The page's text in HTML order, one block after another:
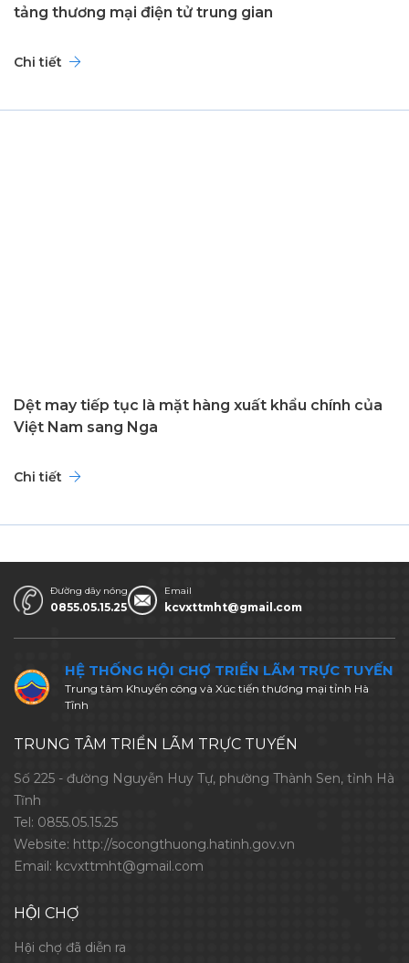
tảng thương mại điện tử trung gian
Chi tiết
Dệt may tiếp tục là mặt hàng xuất khẩu chính của
Việt Nam sang Nga
Chi tiết
Đường dây nóng
0855.05.15.25
Email
kcvxttmht@gmail.com
HỆ THỐNG HỘI CHỢ TRIỂN LÃM TRỰC TUYẾN
Trung tâm Khuyến công và Xúc tiến thương mại tỉnh Hà
Tĩnh
TRUNG TÂM TRIỂN LÃM TRỰC TUYẾN
Số 225 - đường Nguyễn Huy Tự, phường Thành Sen, tỉnh Hà
Tĩnh
Tel: 0855.05.15.25
Website: http://socongthuong.hatinh.gov.vn
Email: kcvxttmht@gmail.com
HỘI CHỢ
Hội chợ đã diễn ra